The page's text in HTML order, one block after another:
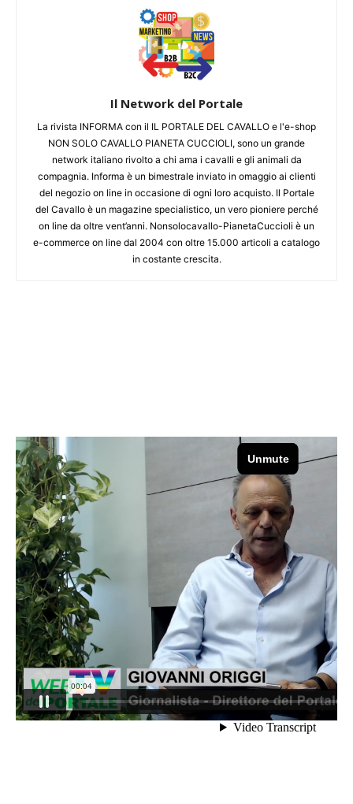
Il Network del Portale
La rivista INFORMA con il IL PORTALE DEL CAVALLO e l'e-shop
NON SOLO CAVALLO PIANETA CUCCIOLI, sono un grande
network italiano rivolto a chi ama i cavalli e gli animali da
compagnia. Informa è un bimestrale inviato in omaggio ai clienti
del negozio on line in occasione di ogni loro acquisto. Il Portale
del Cavallo è un magazine specialistico, un vero pioniere perché
on line da oltre vent’anni. Nonsolocavallo-PianetaCuccioli è un
e-commerce on line dal 2004 con oltre 15.000 articoli a catalogo
in costante crescita.